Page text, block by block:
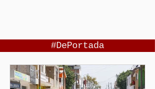
#DePortada